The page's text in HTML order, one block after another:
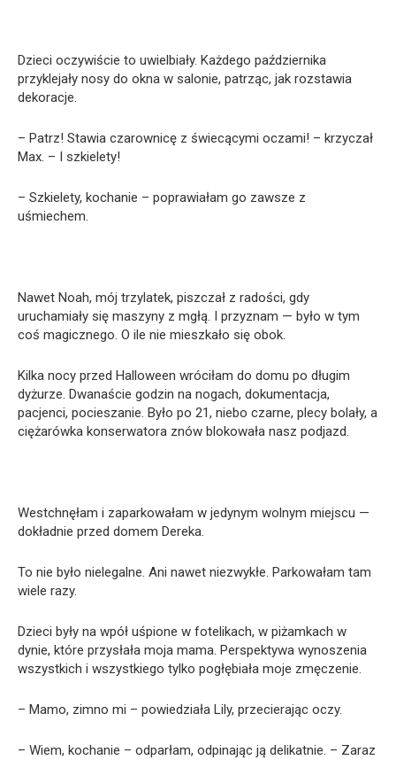
Dzieci oczywiście to uwielbiały. Każdego października
przyklejały nosy do okna w salonie, patrząc, jak rozstawia
dekoracje.
– Patrz! Stawia czarownicę z świecącymi oczami! – krzyczał
Max. – I szkielety!
– Szkielety, kochanie – poprawiałam go zawsze z
uśmiechem.
Nawet Noah, mój trzylatek, piszczał z radości, gdy
uruchamiały się maszyny z mgłą. I przyznam — było w tym
coś magicznego. O ile nie mieszkało się obok.
Kilka nocy przed Halloween wróciłam do domu po długim
dyżurze. Dwanaście godzin na nogach, dokumentacja,
pacjenci, pocieszanie. Było po 21, niebo czarne, plecy bolały, a
ciężarówka konserwatora znów blokowała nasz podjazd.
Westchnęłam i zaparkowałam w jedynym wolnym miejscu —
dokładnie przed domem Dereka.
To nie było nielegalne. Ani nawet niezwykłe. Parkowałam tam
wiele razy.
Dzieci były na wpół uśpione w fotelikach, w piżamkach w
dynie, które przysłała moja mama. Perspektywa wynoszenia
wszystkich i wszystkiego tylko pogłębiała moje zmęczenie.
– Mamo, zimno mi – powiedziała Lily, przecierając oczy.
– Wiem, kochanie – odparłam, odpinając ją delikatnie. – Zaraz